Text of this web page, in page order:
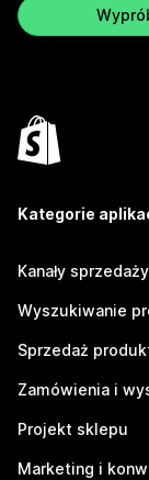
Kategorie
Kanały sprzedaży
Wyszukiwanie
Sprzedaż
Zamówienia i
Projekt sklepu
Marketing i